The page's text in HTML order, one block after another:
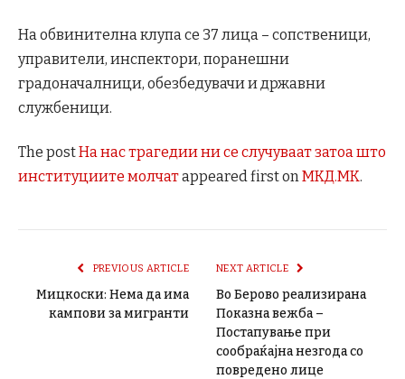
На обвинителна клупа се 37 лица – сопственици,
управители, инспектори, поранешни
градоначалници, обезбедувачи и државни
службеници.
The postНа нас трагедии ни се случуваат затоа што
институциите молчатappeared first onМКД.МК.
PREVIOUS ARTICLE
Мицкоски: Нема да има
кампови за мигранти
NEXT ARTICLE
Во Берово реализирана
Показна вежба –
Постапување при
сообраќајна незгода со
повредено лице